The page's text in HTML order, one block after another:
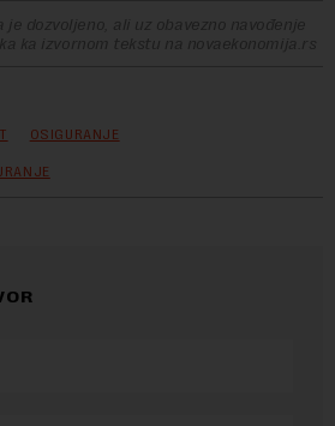
dozvoljeno, ali uz obavezno navođenje
ka izvornom tekstu na novaekonomija.rs
OSIGURANJE